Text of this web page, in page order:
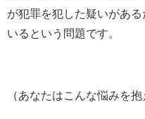
が犯罪を犯した疑いがあ
いるという問題です。
（あなたはこんな悩みを